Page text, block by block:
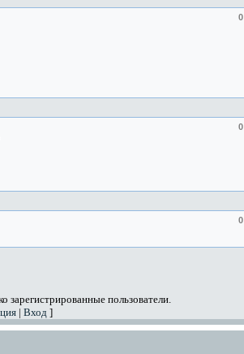
0
0
0
зарегистрированные пользователи.
| Вход ]